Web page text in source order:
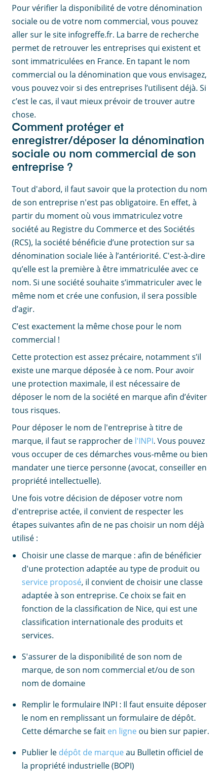
Pour vérifier la disponibilité de votre dénomination
sociale ou de votre nom commercial, vous pouvez
aller sur le site infogreffe.fr. La barre de recherche
permet de retrouver les entreprises qui existent et
sont immatriculées en France. En tapant le nom
commercial ou la dénomination que vous envisagez,
vous pouvez voir si des entreprises l’utilisent déjà. Si
c’est le cas, il vaut mieux prévoir de trouver autre
chose.
Comment protéger et
enregistrer/déposer la dénomination
sociale ou nom commercial de son
entreprise ?
Tout d'abord, il faut savoir que la protection du nom
de son entreprise n'est pas obligatoire. En effet, à
partir du moment où vous immatriculez votre
société au Registre du Commerce et des Sociétés
(RCS), la société bénéficie d’une protection sur sa
dénomination sociale liée à l’antériorité. C'est-à-dire
qu’elle est la première à être immatriculée avec ce
nom. Si une société souhaite s’immatriculer avec le
même nom et crée une confusion, il sera possible
d’agir.
C’est exactement la même chose pour le nom
commercial !
Cette protection est assez précaire, notamment s’il
existe une marque déposée à ce nom. Pour avoir
une protection maximale, il est nécessaire de
déposer le nom de la société en marque afin d’éviter
tous risques.
Pour déposer le nom de l'entreprise à titre de
marque, il faut se rapprocher de l'INPI. Vous pouvez
vous occuper de ces démarches vous-même ou bien
mandater une tierce personne (avocat, conseiller en
propriété intellectuelle).
Une fois votre décision de déposer votre nom
d'entreprise actée, il convient de respecter les
étapes suivantes afin de ne pas choisir un nom déjà
utilisé :
Choisir une classe de marque : afin de bénéficier
d'une protection adaptée au type de produit ou
service proposé, il convient de choisir une classe
adaptée à son entreprise. Ce choix se fait en
fonction de la classification de Nice, qui est une
classification internationale des produits et
services.
S'assurer de la disponibilité de son nom de
marque, de son nom commercial et/ou de son
nom de domaine
Remplir le formulaire INPI : Il faut ensuite déposer
le nom en remplissant un formulaire de dépôt.
Cette démarche se fait en ligne ou bien sur papier.
Publier le dépôt de marqueau Bulletin officiel de
la propriété industrielle (BOPI)